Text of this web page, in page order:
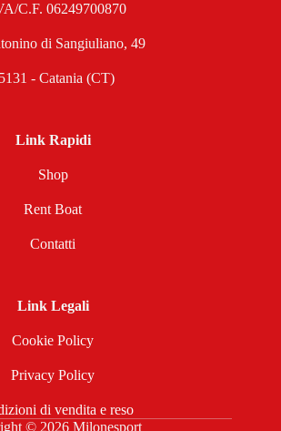
C.F. 06249700870
di Sangiuliano, 49
- Catania (CT)
Link Rapidi
Shop
Rent Boat
Contatti
Link Legali
Cookie Policy
Privacy Policy
di vendita e reso
© 2026 Milonesport